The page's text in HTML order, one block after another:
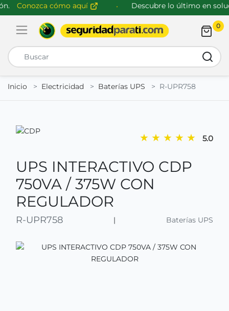
Conozca cómo aquí Descubre lo último en
Abrir menú de navegación
0
Inicio
Electricidad Baterías UPS R-UPR758
★ ★ ★ ★ ★ 5.0
UPS INTERACTIVO CDP
750VA / 375W CON
REGULADOR
R-UPR758 | Baterías UPS